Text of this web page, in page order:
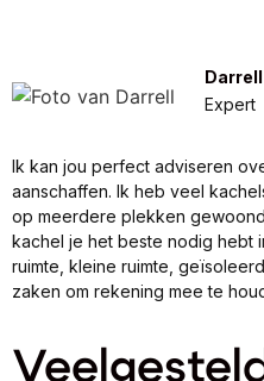
Darrell
Expert
Ik kan jou perfect adviseren
aanschaffen. Ik heb veel
op meerdere plekken
kachel je het beste nodig hebt
ruimte, kleine ruimte,
zaken om rekening mee te